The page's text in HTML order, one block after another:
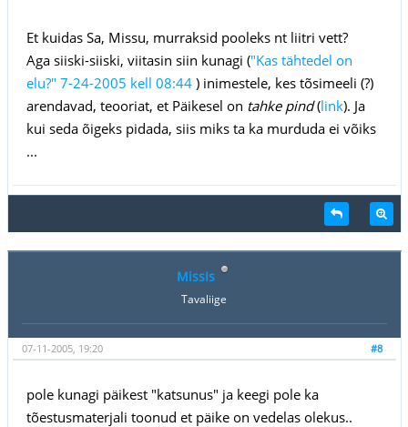
Et kuidas Sa, Missu, murraksid pooleks nt liitri vett?
Aga siiski-siiski, viitasin siin kunagi ("Kas tähtedel on
elu?" 7-24-2005 kell 08:44 ) inimestele, kes tõsimeeli (?)
arendavad, teooriat, et Päikesel on tahke pind(link). Ja
kui seda õigeks pidada, siis miks ta ka murduda ei võiks
...
MissIs
Tavaliige
#8
07-11-2005, 19:20
pole kunagi päikest "katsunus" ja keegi pole ka
tõestusmaterjali toonud et päike on vedelas olekus..